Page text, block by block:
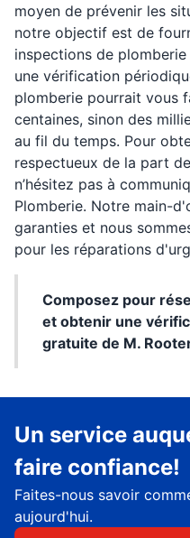
moyen de prévenir les
notre objectif est de
inspections de
une vérification
plomberie pourrait vous
centaines, sinon des
au fil du temps. Pour
respectueux de la part
n’hésitez pas à
Plomberie. Notre main-
garanties et nous
pour les réparations
Composez pour
et obtenir une
gratuite de M.
Un service
faire confiance!
Faites-nous savoir
aujourd'hui.